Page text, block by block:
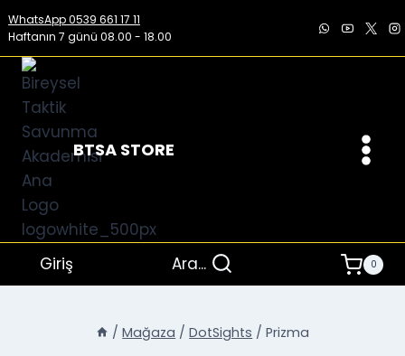
İçeriğe
geç
WhatsApp 0539 661 17 11
Haftanın 7 günü 08.00 - 18.00
BTSA STORE
Giriş Ara... 0
/ Mağaza / DotSights / Prizma